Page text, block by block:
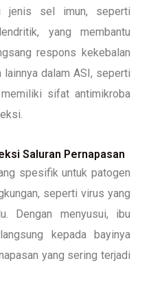
jenis sel imun, seperti
yang membantu
respons kekebalan
dalam ASI, seperti
sifat antimikroba
Saluran Pernapasan
spesifik untuk patogen
seperti virus yang
Dengan menyusui, ibu
kepada bayinya
yang sering terjadi